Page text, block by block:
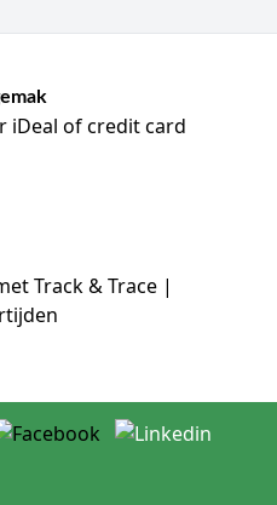
iDeal of credit card
Track & Trace |